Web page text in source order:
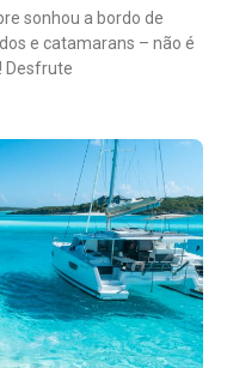
sonhou a bordo de
e catamarans – não é
Desfrute